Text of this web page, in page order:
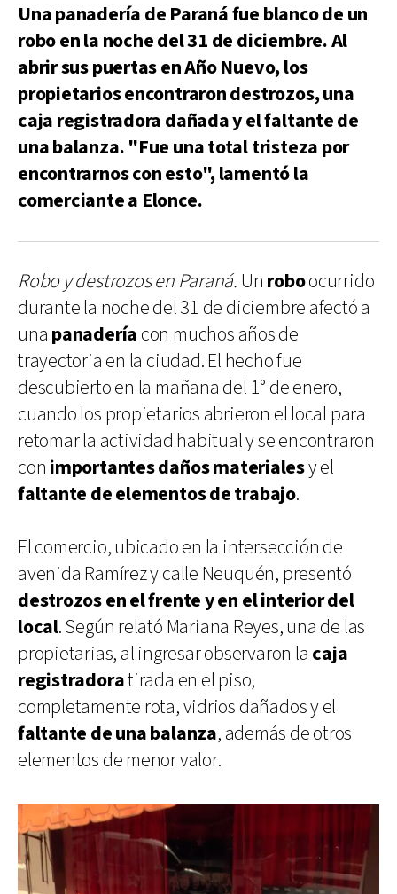
Una panadería de Paraná fue blanco de un
robo en la noche del 31 de diciembre. Al
abrir sus puertas en Año Nuevo, los
propietarios encontraron destrozos, una
caja registradora dañada y el faltante de
una balanza. "Fue una total tristeza por
encontrarnos con esto", lamentó la
comerciante a Elonce.
Robo y destrozos en Paraná. Un roboocurrido
durante la noche del 31 de diciembre afectó a
una panadería con muchos años de
trayectoria en la ciudad. El hecho fue
descubierto en la mañana del 1° de enero,
cuando los propietarios abrieron el local para
retomar la actividad habitual y se encontraron
con importantes daños materialesy el
faltante de elementos de trabajo.
El comercio, ubicado en la intersección de
avenida Ramírez y calle Neuquén, presentó
destrozos en el frente y en el interior del
local. Según relató Mariana Reyes, una de las
propietarias, al ingresar observaron la caja
registradoratirada en el piso,
completamente rota, vidrios dañados y el
faltante de una balanza, además de otros
elementos de menor valor.